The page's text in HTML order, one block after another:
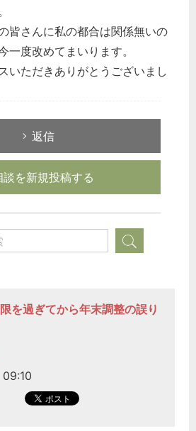
皆さんに私の都合は関係無いの
一度改めてまいります。
いただきありがとうございまし
返信
談を新規投稿する
を過ぎてから年末調整の誤り